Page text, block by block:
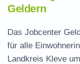
Geldern
Das Jobcenter
für alle
Landkreis Kleve